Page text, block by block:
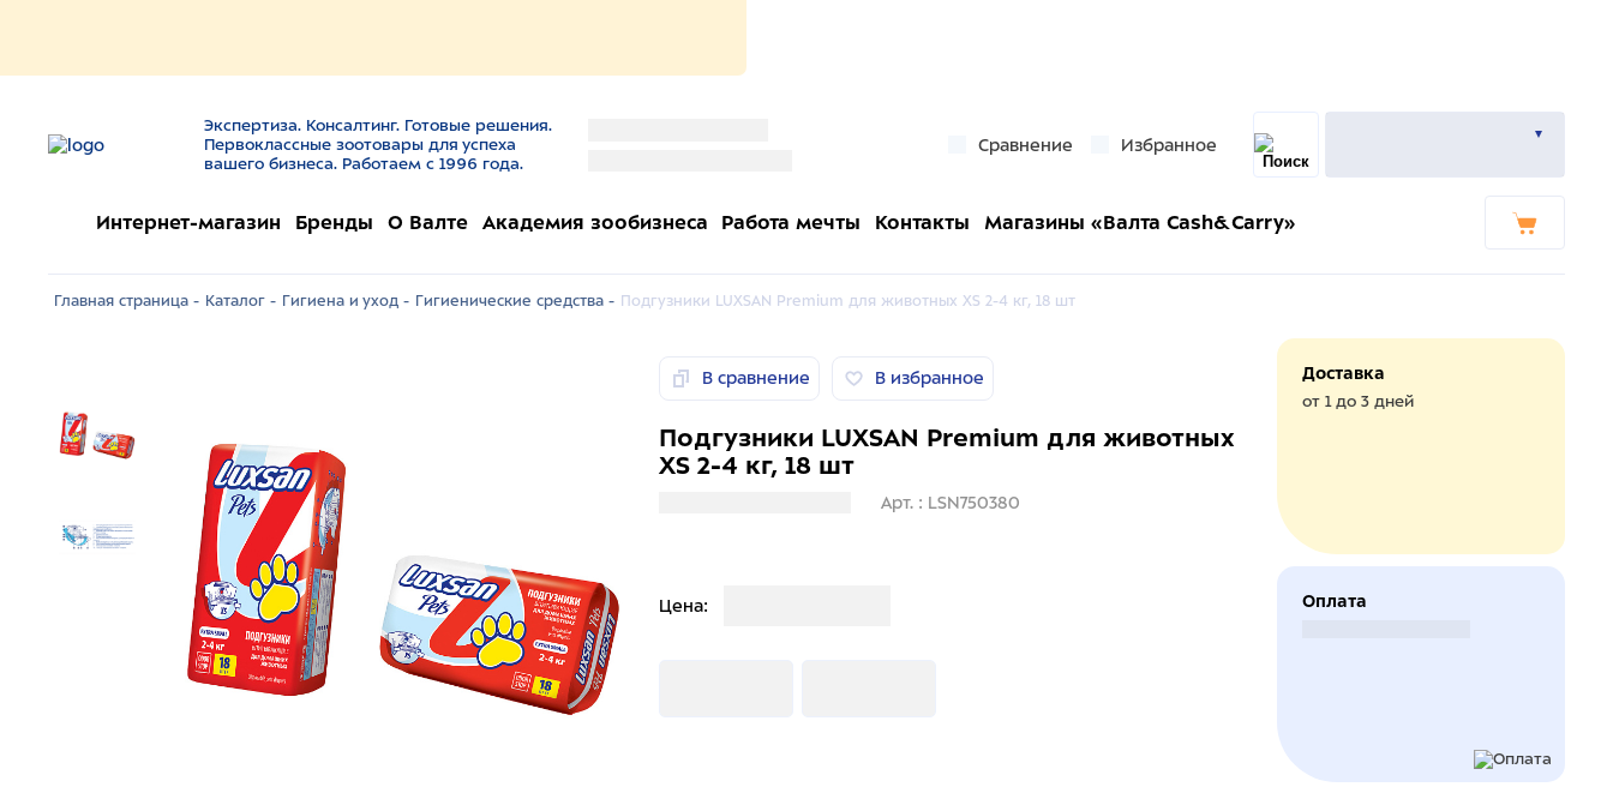
Экспертиза. Консалтинг. Готовые решения.
Первоклассные зоотовары для успеха
вашего бизнеса. Работаем с 1996 года.
Сравнение Избранное
Интернет-магазин Бренды О Валте Академия зообизнеса Работа мечты Контакты Магазины «Валта Cash&Carry»
Главная страница - Каталог - Гигиена и уход - Гигиенические средства - Подгузники LUXSAN Premium для животных XS 2-4 кг, 18 шт
В сравнение В избранное
Подгузники LUXSAN Premium для животных
XS 2-4 кг, 18 шт
Арт. : LSN750380
Цена:
Доставка
от 1 до 3 дней
Оплата